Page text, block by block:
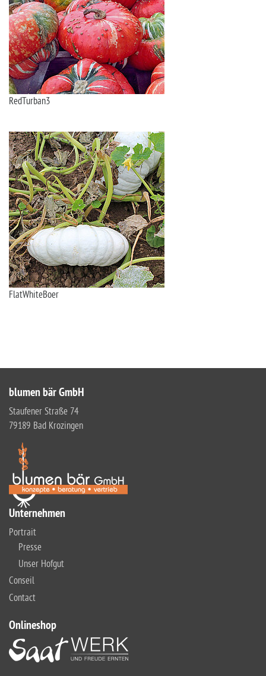
RedTurban3
FlatWhiteBoer
blumen bär GmbH
Staufener Straße 74
79189 Bad Krozingen
Unternehmen
Portrait
Presse
Unser Hofgut
Conseil
Contact
Onlineshop